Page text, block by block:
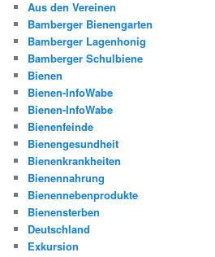
Aus den Vereinen
Bamberger Bienengarten
Bamberger Lagenhonig
Bamberger Schulbiene
Bienen
Bienen-InfoWabe
Bienen-InfoWabe
Bienenfeinde
Bienengesundheit
Bienenkrankheiten
Bienennahrung
Bienennebenprodukte
Bienensterben
Deutschland
Exkursion